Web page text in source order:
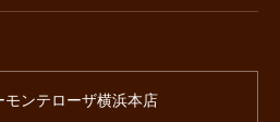
モンテローザ横浜本店